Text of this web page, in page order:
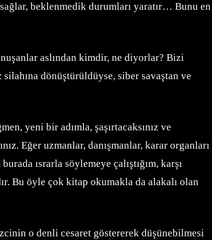
sağlar, beklenmedik durumları yaratır… Bunu en
aslından kimdir, ne diyorlar? Bizi
dönüştürüldüyse, siber savaştan ve
yeni bir adımla, şaşırtacaksınız ve
Eğer uzmanlar, danışmanlar, karar organları
ısrarla söylemeye çalıştığım, karşı
Bu öyle çok kitap okumakla da alakalı olan
o denli cesaret göstererek düşünebilmesi